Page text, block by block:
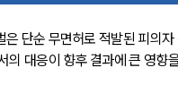
오시는 길
글로벌 파트너 로
고객의 소리
통합검색
은 단순 무면허로 적발된 피의
의 대응이 향후 결과에 큰 영향